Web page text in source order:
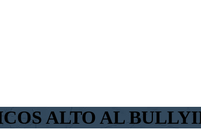
ALTO AL